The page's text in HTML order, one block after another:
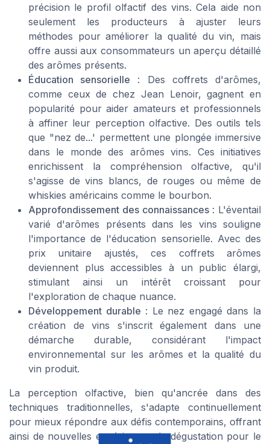
précision le profil olfactif des vins. Cela aide non
seulement les producteurs à ajuster leurs
méthodes pour améliorer la qualité du vin, mais
offre aussi aux consommateurs un aperçu détaillé
des arômes présents.
Éducation sensorielle : Des coffrets d'arômes,
comme ceux de chez Jean Lenoir, gagnent en
popularité pour aider amateurs et professionnels
à affiner leur perception olfactive. Des outils tels
que "nez de...' permettent une plongée immersive
dans le monde des arômes vins. Ces initiatives
enrichissent la compréhension olfactive, qu'il
s'agisse de vins blancs, de rouges ou même de
whiskies américains comme le bourbon.
Approfondissement des connaissances: L'éventail
varié d'arômes présents dans les vins souligne
l'importance de l'éducation sensorielle. Avec des
prix unitaire ajustés, ces coffrets arômes
deviennent plus accessibles à un public élargi,
stimulant ainsi un intérêt croissant pour
l'exploration de chaque nuance.
Développement durable : Le nez engagé dans la
création de vins s'inscrit également dans une
démarche durable, considérant l'impact
environnemental sur les arômes et la qualité du
vin produit.
La perception olfactive, bien qu'ancrée dans des
techniques traditionnelles, s'adapte continuellement
pour mieux répondre aux défis contemporains, offrant
ainsi de nouvelles expériences de dégustation pour le